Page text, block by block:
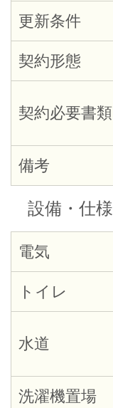
更新条件
契約形態
契約必要書類
備考
設備・仕様
電気
トイレ
水道
洗濯機置場